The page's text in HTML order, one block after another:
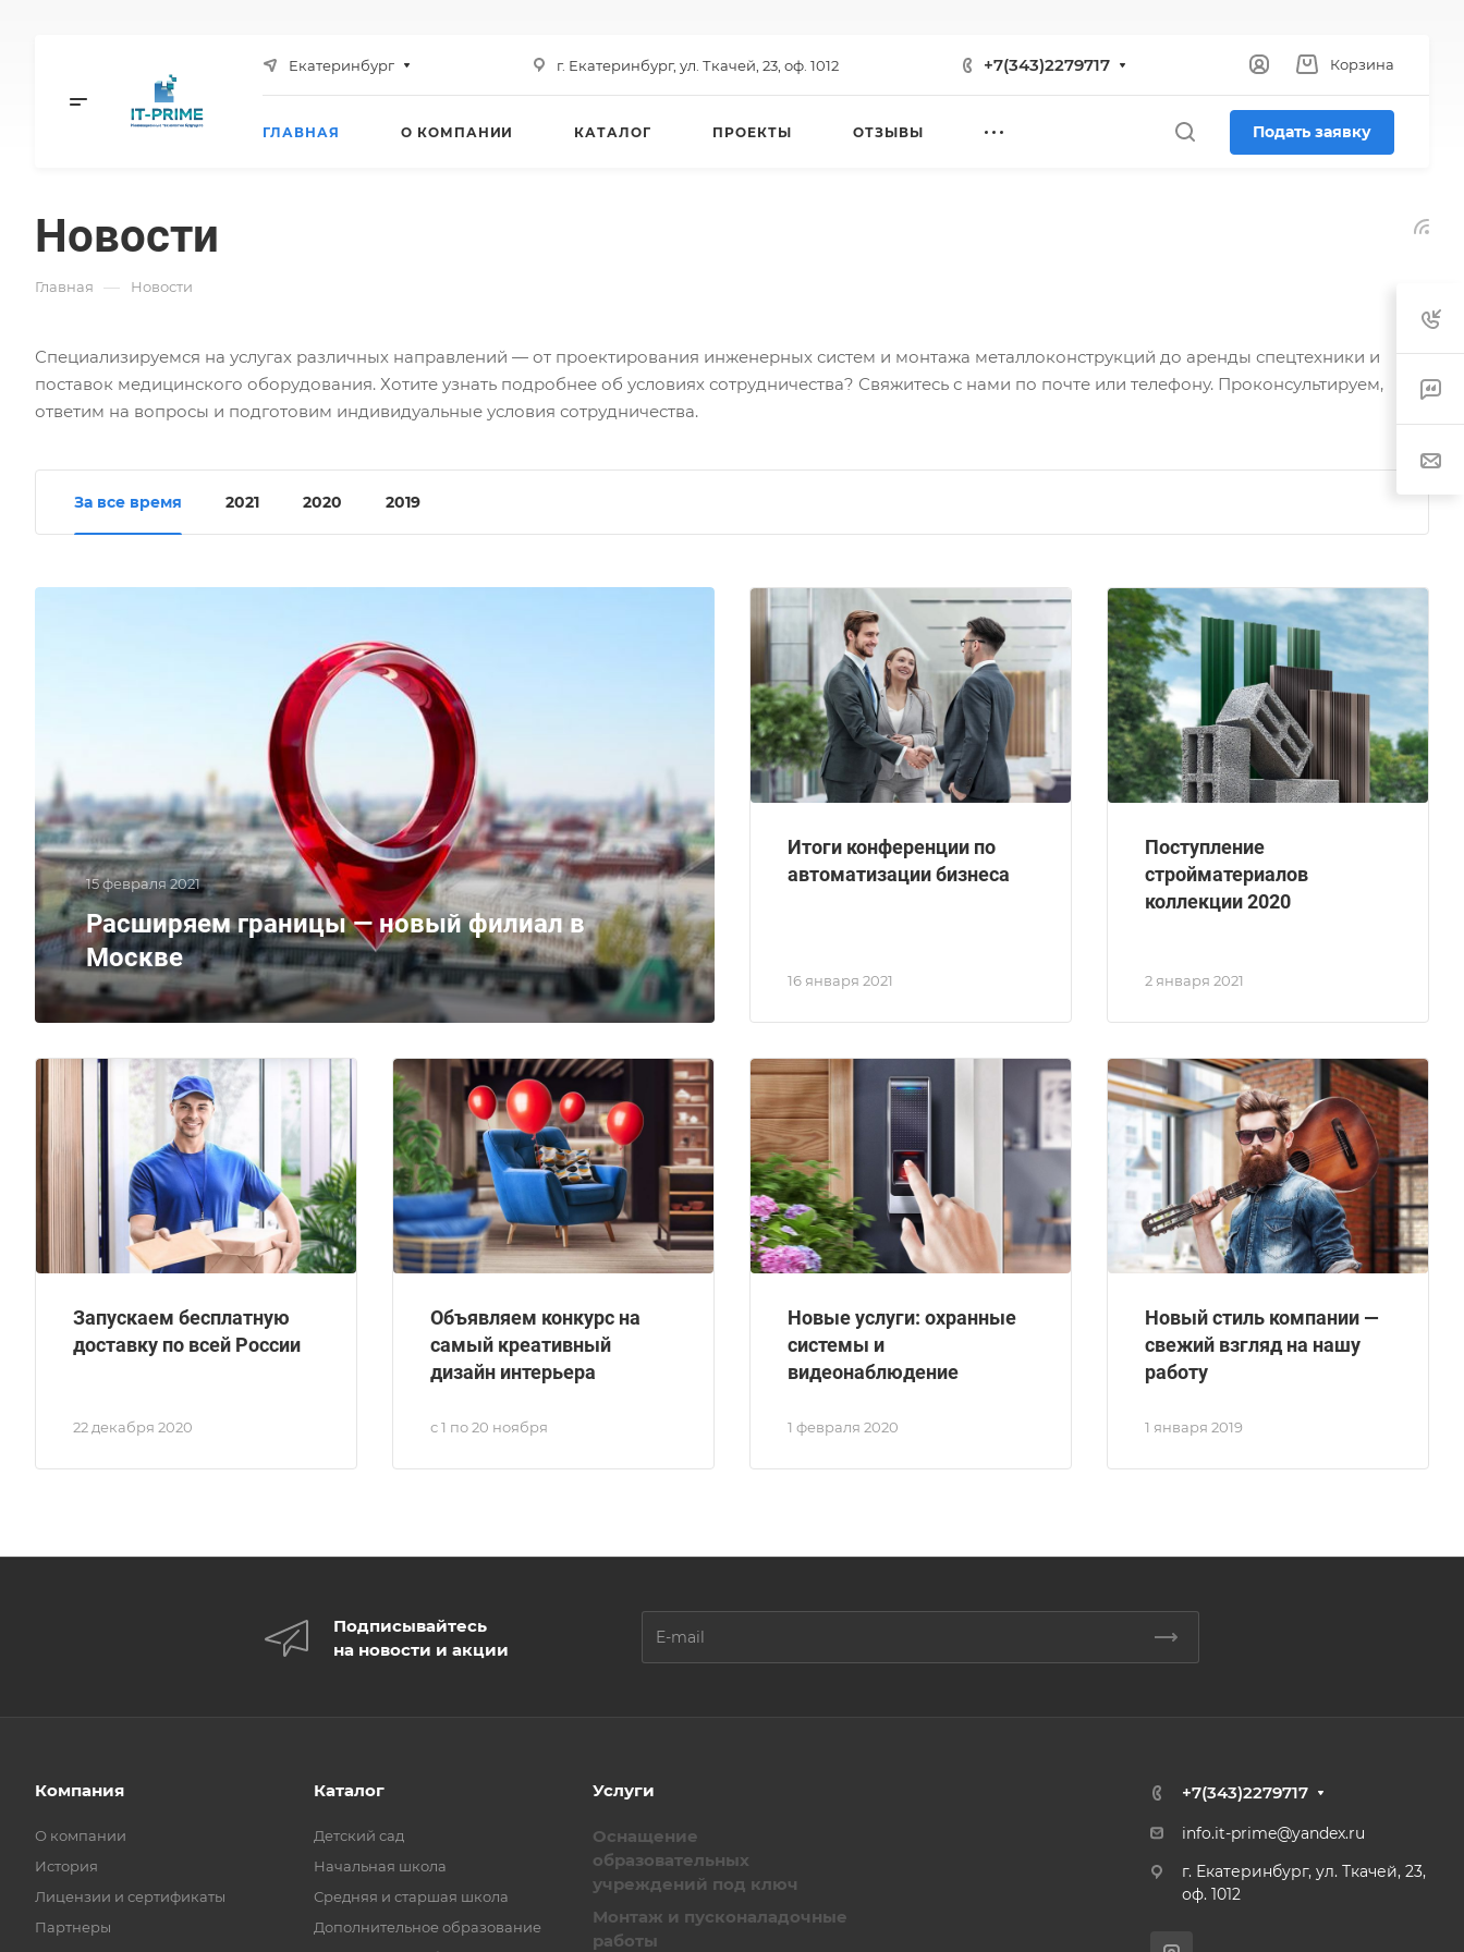
Екатеринбург г. Екатеринбург, ул. Ткачей, 23, оф. 1012 +7(343)2279717 Корзина
ГЛАВНАЯ О КОМПАНИИ КАТАЛОГ ПРОЕКТЫ ОТЗЫВЫ Подать заявку
Новости
Главная — Новости
Специализируемся на услугах различных направлений — от проектирования инженерных систем и монтажа металлоконструкций до аренды спецтехники и
поставок медицинского оборудования. Хотите узнать подробнее об условиях сотрудничества? Свяжитесь с нами по почте или телефону. Проконсультируем,
ответим на вопросы и подготовим индивидуальные условия сотрудничества.
За все время 2021 2020 2019
15 февраля 2021
Расширяем границы — новый филиал в
Москве
16 января 2021
Итоги конференции по
автоматизации бизнеса
2 января 2021
Поступление
стройматериалов
коллекции 2020
22 декабря 2020
Запускаем бесплатную
доставку по всей России
с 1 по 20 ноября
Объявляем конкурс на
самый креативный
дизайн интерьера
1 февраля 2020
Новые услуги: охранные
системы и
видеонаблюдение
1 января 2019
Новый стиль компании —
свежий взгляд на нашу
работу
Подписывайтесь
на новости и акции
Компания
О компании
История
Лицензии и сертификаты
Партнеры
Каталог
Детский сад
Начальная школа
Средняя и старшая школа
Дополнительное образование
Услуги
Оснащение
образовательных
учреждений под ключ
Монтаж и пусконаладочные
работы
+7(343)2279717
info.it-prime@yandex.ru
г. Екатеринбург, ул. Ткачей, 23,
оф. 1012